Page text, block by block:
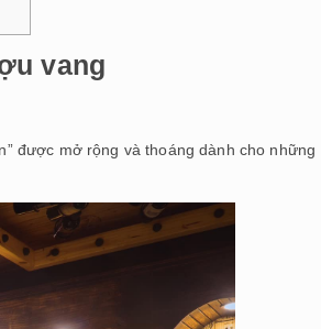
vang
được mở rộng và thoáng dành cho những